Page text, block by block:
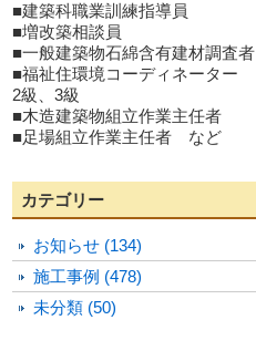
■建築科職業訓練指導員
■増改築相談員
■一般建築物石綿含有建材調査者
■福祉住環境コーディネーター
2級、3級
■木造建築物組立作業主任者
■足場組立作業主任者 など
カテゴリー
お知らせ (134)
施工事例 (478)
未分類 (50)